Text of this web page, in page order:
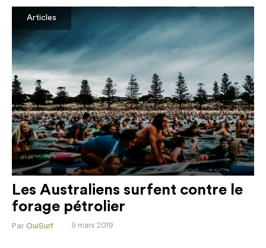
Articles
Les Australiens surfent contre le
forage pétrolier
9 mars 2019
Par OuiSurf